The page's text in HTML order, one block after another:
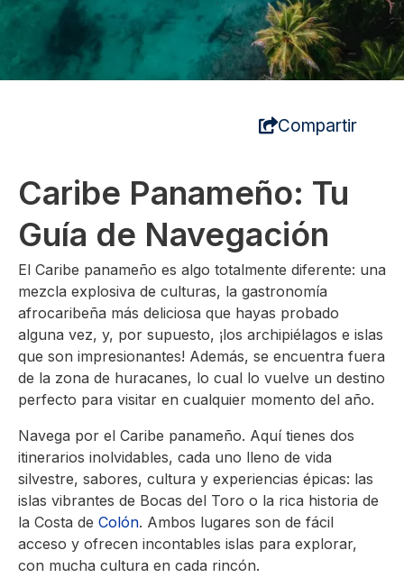
Compartir
Caribe Panameño: Tu
Guía de Navegación
El Caribe panameño es algo totalmente diferente: una
mezcla explosiva de culturas, la gastronomía
afrocaribeña más deliciosa que hayas probado
alguna vez, y, por supuesto, ¡los archipiélagos e islas
que son impresionantes! Además, se encuentra fuera
de la zona de huracanes, lo cual lo vuelve un destino
perfecto para visitar en cualquier momento del año.
Navega por el Caribe panameño. Aquí tienes dos
itinerarios inolvidables, cada uno lleno de vida
silvestre, sabores, cultura y experiencias épicas: las
islas vibrantes de Bocas del Toro o la rica historia de
la Costa de Colón. Ambos lugares son de fácil
acceso y ofrecen incontables islas para explorar,
con mucha cultura en cada rincón.